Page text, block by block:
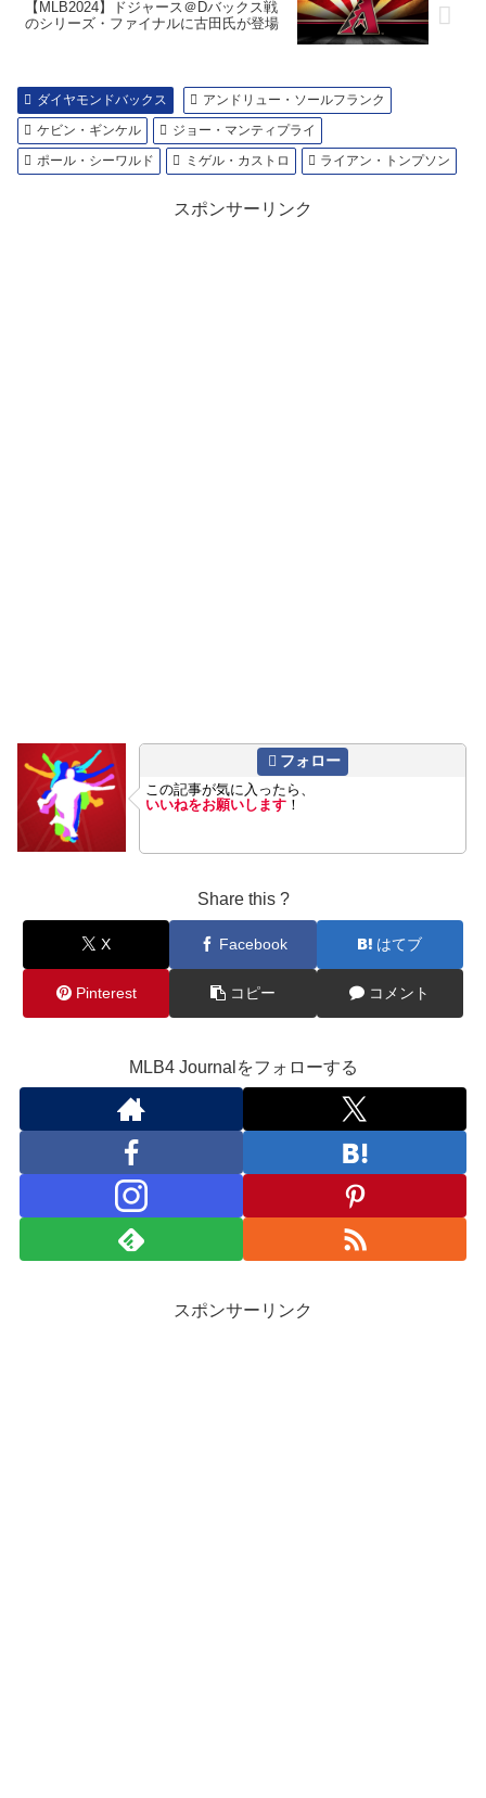
【MLB2024】ドジャース＠Dバックス戦
のシリーズ・ファイナルに古田氏が登場
ダイヤモンドバックス
アンドリュー・ソールフランク
ケビン・ギンケル
ジョー・マンティプライ
ポール・シーワルド
ミゲル・カストロ ライアン・トンプソン
スポンサーリンク
フォロー
この記事が気に入ったら、
いいねをお願いします ！
Share this ?
X Facebook はてブ
Pinterest コピー コメント
MLB4 Journalをフォローする
スポンサーリンク